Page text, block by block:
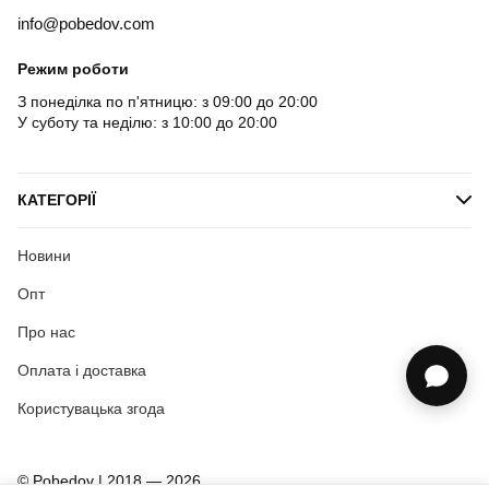
info@pobedov.com
Режим роботи
З понеділка по п'ятницю: з 09:00 до 20:00
У суботу та неділю: з 10:00 до 20:00
КАТЕГОРІЇ
Новини
Опт
Про нас
Оплата і доставка
Користувацька згода
© Pobedov | 2018 — 2026